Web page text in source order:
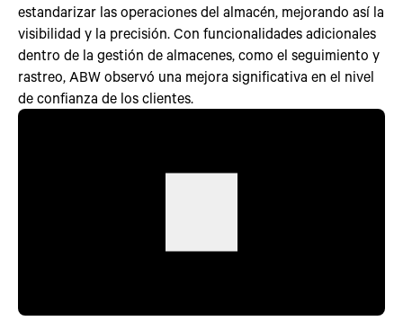
estandarizar las operaciones del almacén, mejorando así la
visibilidad y la precisión. Con funcionalidades adicionales
dentro de la gestión de almacenes, como el seguimiento y
rastreo, ABW observó una mejora significativa en el nivel
de confianza de los clientes.